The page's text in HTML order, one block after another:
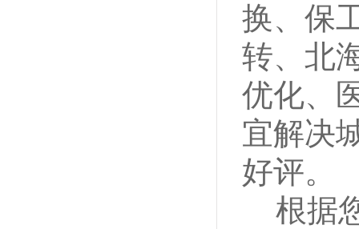
换、保
转、北
优化、
宜解决
好评。
根据